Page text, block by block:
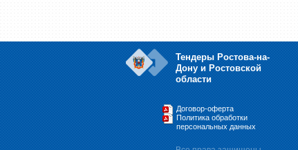
Тендеры Ростова-на-
Дону и Ростовской
области
Договор-оферта
Политика обработки
персональных данных